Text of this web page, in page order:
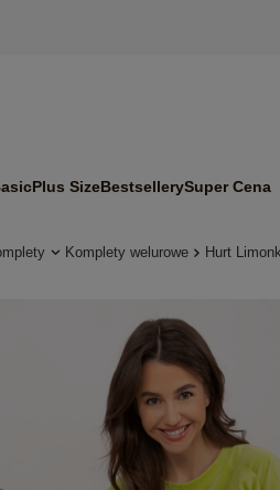
Plus SizeBestsellerySuper Cena
Komplety welurowe Hurt